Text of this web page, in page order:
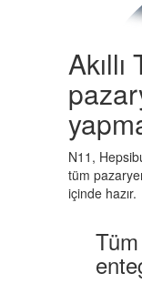
N11,
tüm
içinde hazır.